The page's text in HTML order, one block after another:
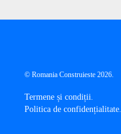
© Romania Construieste 2026.
Termene și condiții.
Politica de confidențialitate.